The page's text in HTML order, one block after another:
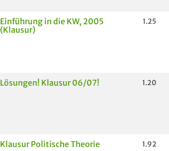
Einführung in die KW, 2005
(Klausur)
1.25
Lösungen! Klausur 06/07! 1.20
Klausur Politische Theorie 1.92